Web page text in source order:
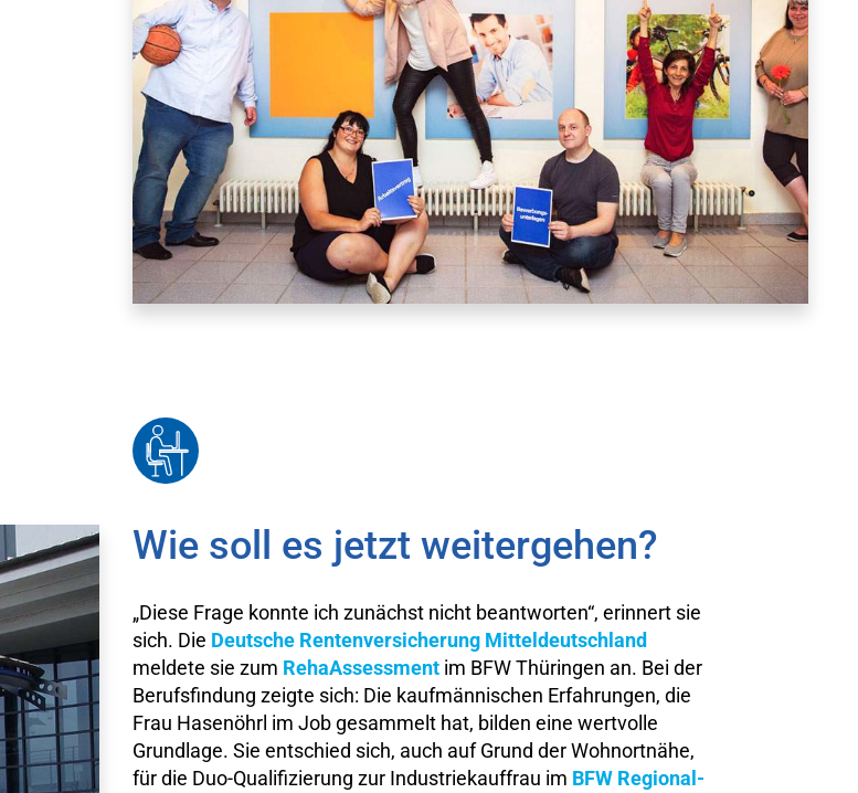
Wie soll es jetzt weitergehen?
„Diese Frage konnte ich zunächst nicht beantworten“, erinnert sie
sich. Die Deutsche Rentenversicherung Mitteldeutschland
meldete sie zum RehaAssessment im BFW Thüringen an. Bei der
Berufsfindung zeigte sich: Die kaufmännischen Erfahrungen, die
Frau Hasenöhrl im Job gesammelt hat, bilden eine wertvolle
Grundlage. Sie entschied sich, auch auf Grund der Wohnortnähe,
für die Duo-Qualifizierung zur Industriekauffrau im BFW Regional-